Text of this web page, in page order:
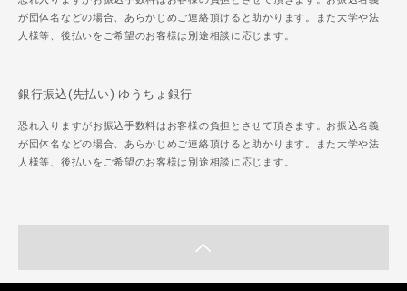
が団体名などの場合、あらかじめご連絡頂けると助かります。また大学や法
人様等、後払いをご希望のお客様は別途相談に応じます。
銀行振込(先払い) ゆうちょ銀行
恐れ入りますがお振込手数料はお客様の負担とさせて頂きます。お振込名義
が団体名などの場合、あらかじめご連絡頂けると助かります。また大学や法
人様等、後払いをご希望のお客様は別途相談に応じます。